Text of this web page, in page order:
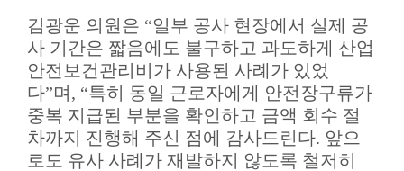
김광운 의원은 “일부 공사 현장에서 실제 공
사 기간은 짧음에도 불구하고 과도하게 산업
안전보건관리비가 사용된 사례가 있었
다”며 , “특히 동일 근로자에게 안전장구류가
중복 지급된 부분을 확인하고 금액 회수 절
차까지 진행해 주신 점에 감사드린다. 앞으
로도 유사 사례가 재발하지 않도록 철저히